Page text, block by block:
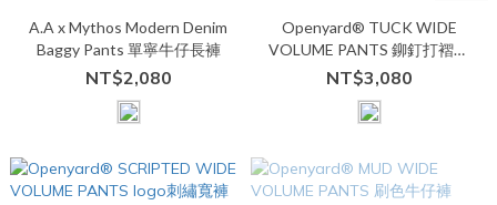
A.A x Mythos Modern Denim
Baggy Pants 單寧牛仔長褲
NT$2,080
Openyard® TUCK WIDE
VOLUME PANTS 鉚釘打褶直
筒寬褲
NT$3,080